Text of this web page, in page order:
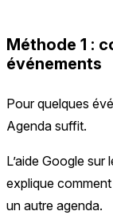
Méthode 1 :
événements
Pour quelques
Agenda suffit.
L’aide Google sur
explique
un autre agenda.